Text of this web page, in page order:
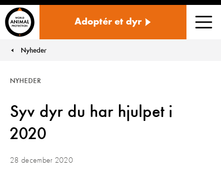
Adoptér et dyr
You are here:
Nyheder
Syv dyr du har hjulpet i
2020
NYHEDER
28 december 2020